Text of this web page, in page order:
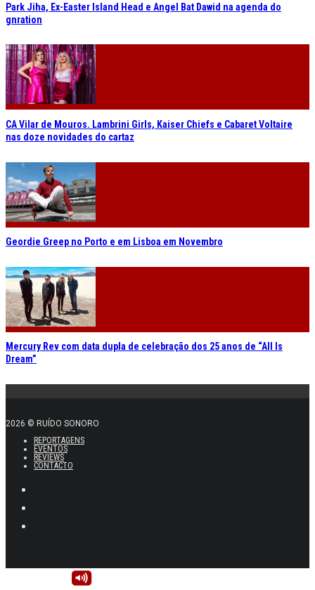
Park Jiha, Ex-Easter Island Head e Angel Bat Dawid na agenda do
gnration
CA Vilar de Mouros. Lambrini Girls, Kaiser Chiefs e Cabaret Voltaire
nas doze novidades do cartaz
Geordie Greep no Porto e em Lisboa em Novembro
Mercury Rev com data dupla de celebração dos 25 anos de “All Is
Dream”
2026 © RUÍDO SONORO
REPORTAGENS
EVENTOS
REVIEWS
CONTACTO